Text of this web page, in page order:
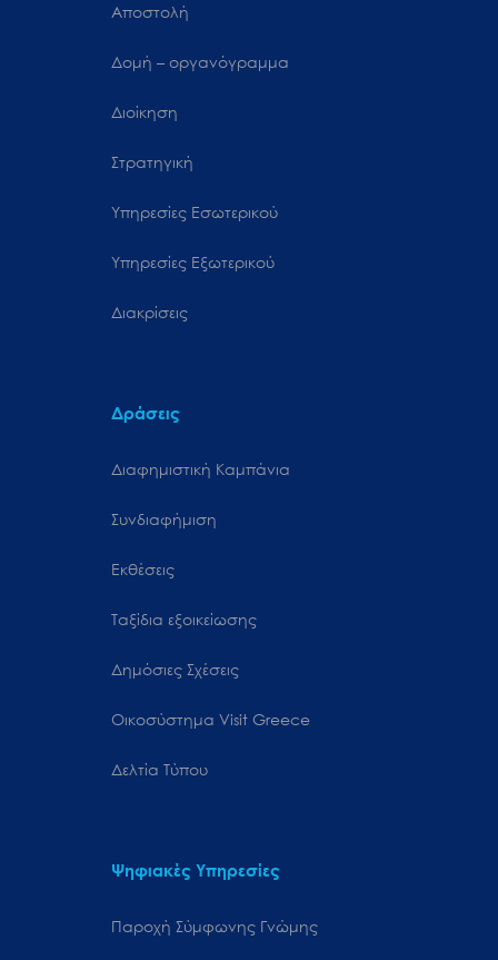
Αποστολή
Δομή – οργανόγραμμα
Διοίκηση
Στρατηγική
Υπηρεσίες Εσωτερικού
Υπηρεσίες Εξωτερικού
Διακρίσεις
Δράσεις
Διαφημιστική Καμπάνια
Συνδιαφήμιση
Εκθέσεις
Ταξίδια εξοικείωσης
Δημόσιες Σχέσεις
Oικοσύστημα Visit Greece
Δελτία Τύπου
Ψηφιακές Υπηρεσίες
Παροχή Σύμφωνης Γνώμης